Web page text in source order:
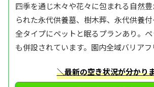
四季を通じ木々や花々に包まれる自然
られた永代供養墓、樹木葬、永代供養付
全タイプにペットと眠るプランあり。
も併設されています。園内全域バリアフ
＼最新の空き状況が分かり